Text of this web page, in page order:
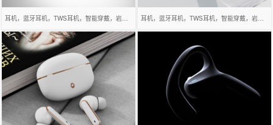
耳机，蓝牙耳机，TWS耳机，智能穿戴，岩石设计，电子快消品，3C数码产品，苹果风耳机， 耳机，蓝牙耳机，TWS耳机，智能穿戴，岩石设计，电子快消品，3C数码产品，苹果风耳机，